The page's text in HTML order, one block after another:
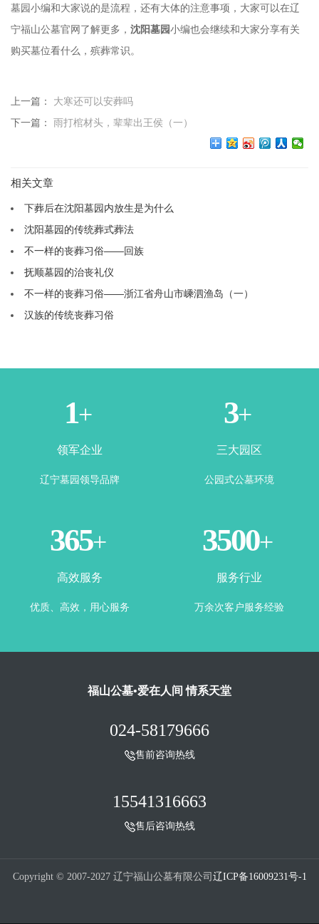
墓园小编和大家说的是流程，还有大体的注意事项，大家可以在辽
宁福山公墓官网了解更多， 沈阳墓园小编也会继续和大家分享有关
购买墓位看什么，殡葬常识。
上一篇： 大寒还可以安葬吗
下一篇： 雨打棺材头，辈辈出王侯（一）
相关文章
下葬后在沈阳墓园内放生是为什么
沈阳墓园的传统葬式葬法
不一样的丧葬习俗——回族
抚顺墓园的治丧礼仪
不一样的丧葬习俗——浙江省舟山市嵊泗渔岛（一）
汉族的传统丧葬习俗
1+
领军企业
辽宁墓园领导品牌
3+
三大园区
公园式公墓环境
365+
高效服务
优质、高效，用心服务
3500+
服务行业
万余次客户服务经验
福山公墓•爱在人间 情系天堂
024-58179666
售前咨询热线
15541316663
售后咨询热线
Copyright © 2007-2027 辽宁福山公墓有限公司 辽ICP备16009231号-1